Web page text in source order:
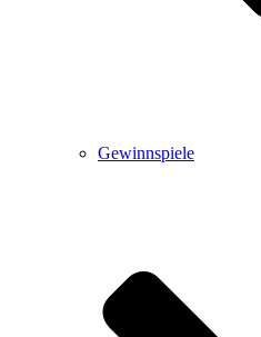
Gewinnspiele